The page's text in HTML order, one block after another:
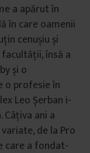
a apărut în
în care oamenii
cenușiu și
însă a
și o
o profesie în
Leo Șerban i-
ani a
de la Pro
care a fondat-